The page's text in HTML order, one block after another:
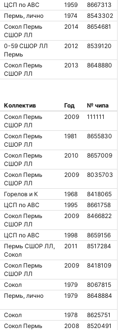
ЦСП по АВС 1959
8667313
Пермь, лично 1974
8543302
Сокол Пермь
СШОР ЛЛ
2014 8654681
0-59 СШОР ЛЛ
Пермь
2012 8539120
Сокол Пермь
СШОР ЛЛ
2013 8648880
Коллектив Год
№ чипа
Сокол Пермь
СШОР ЛЛ
2009 111111
Сокол Пермь
СШОР ЛЛ
1981 8655830
Сокол Пермь
СШОР ЛЛ
2010 8657009
Сокол Пермь
СШОР ЛЛ
2009 8035703
Горелов и К 1968
8418065
ЦСП по АВС 1995
8661758
Сокол Пермь
СШОР ЛЛ
2009 8466822
ЦСП по АВС 1998
8659156
Пермь СШОР ЛЛ,
Сокол
2011 8517284
Сокол Пермь
СШОР ЛЛ
2009 8418109
Сокол 1979
8067815
Пермь, лично 1979 8648884
Сокол 1978
8625751
Сокол Пермь
2008 8520491